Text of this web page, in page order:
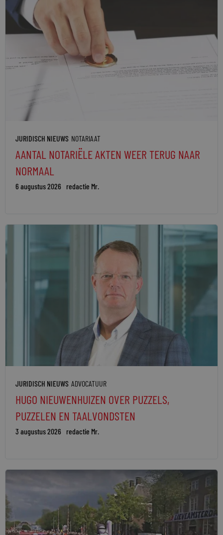
JURIDISCH NIEUWS NOTARIAAT
AANTAL NOTARIËLE AKTEN WEER TERUG NAAR
NORMAAL
6 augustus 2026 redactie Mr.
JURIDISCH NIEUWS ADVOCATUUR
HUGO NIEUWENHUIZEN OVER PUZZELS,
PUZZELEN EN TAALVONDSTEN
3 augustus 2026 redactie Mr.